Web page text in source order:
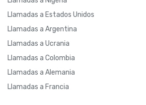
Llamadas a Estados Unidos
Llamadas a Argentina
Llamadas a Ucrania
Llamadas a Colombia
Llamadas a Alemania
Llamadas a Francia